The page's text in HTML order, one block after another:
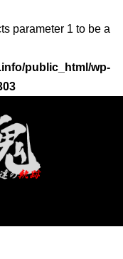
parameter 1 to be a
public_html/wp-